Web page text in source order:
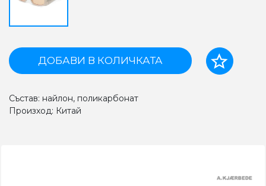
ДОБАВИ В КОЛИЧКАТА
Състав: найлон, поликарбонат
Произход: Китай